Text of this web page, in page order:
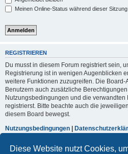
Diese Website nutzt Cookies,
Meinen Online-Status während dieser
REGISTRIEREN
Du musst in diesem Forum registriert sein,
Registrierung ist in wenigen Augenblicken
weitere Funktionen zuzugreifen. Die
Benutzern auch zusätzliche
Nutzungsbedingungen und die verwandten
registrierst. Bitte beachte auch die
diesem Board bewegst.
Nutzungsbedingungen |
Registrieren